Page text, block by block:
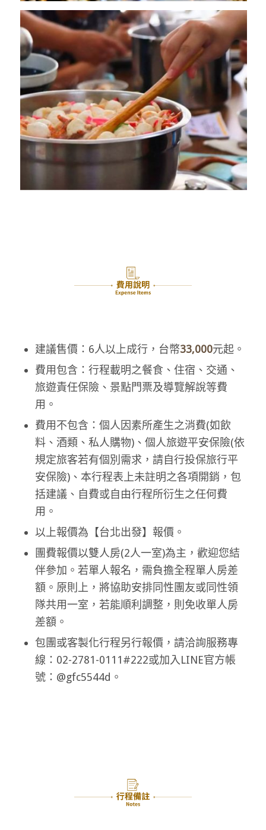
建議售價：6人以上成行，台幣33,000元起。
費用包含：行程載明之餐食、住宿、交通、
旅遊責任保險、景點門票及導覽解說等費
用。
費用不包含：個人因素所產生之消費(如飲
料、酒類、私人購物)、個人旅遊平安保險(依
規定旅客若有個別需求，請自行投保旅行平
安保險)、本行程表上未註明之各項開銷，包
括建議、自費或自由行程所衍生之任何費
用。
以上報價為【台北出發】報價。
團費報價以雙人房(2人一室)為主，歡迎您結
伴參加。若單人報名，需負擔全程單人房差
額。原則上，將協助安排同性團友或同性領
隊共用一室，若能順利調整，則免收單人房
差額。
包團或客製化行程另行報價，請洽詢服務專
線：02-2781-0111#222或加入LINE官方帳
號：@gfc5544d。